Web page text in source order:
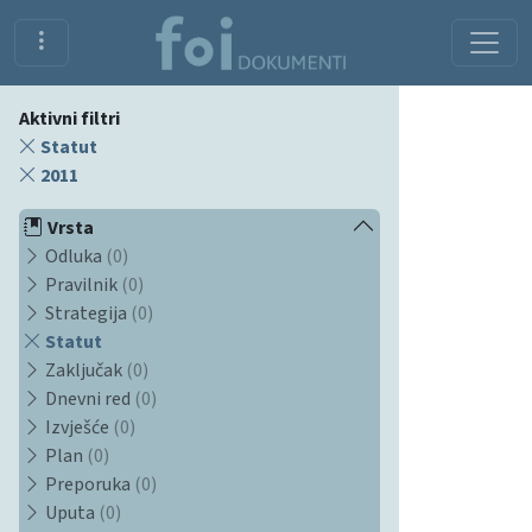
Aktivni filtri
Statut
2011
Vrsta
Odluka (0)
Pravilnik (0)
Strategija (0)
Statut
Zaključak (0)
Dnevni red (0)
Izvješće (0)
Plan (0)
Preporuka (0)
Uputa (0)